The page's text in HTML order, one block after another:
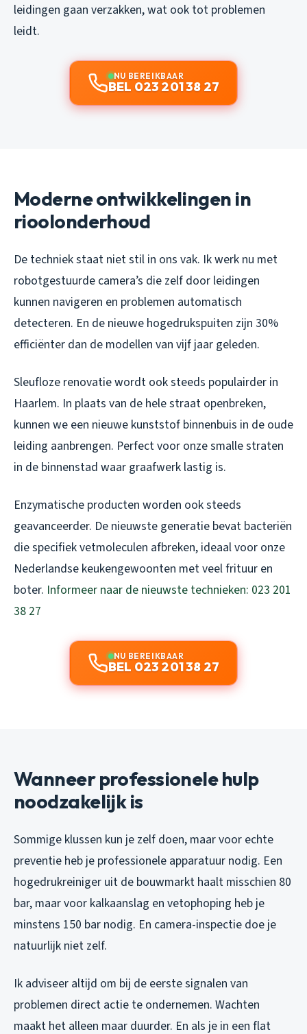
leidingen gaan verzakken, wat ook tot problemen
leidt.
NU BEREIKBAAR
BEL 023 201 38 27
Moderne ontwikkelingen in
rioolonderhoud
De techniek staat niet stil in ons vak. Ik werk nu met
robotgestuurde camera’s die zelf door leidingen
kunnen navigeren en problemen automatisch
detecteren. En de nieuwe hogedrukspuiten zijn 30%
efficiënter dan de modellen van vijf jaar geleden.
Sleufloze renovatie wordt ook steeds populairder in
Haarlem. In plaats van de hele straat openbreken,
kunnen we een nieuwe kunststof binnenbuis in de oude
leiding aanbrengen. Perfect voor onze smalle straten
in de binnenstad waar graafwerk lastig is.
Enzymatische producten worden ook steeds
geavanceerder. De nieuwste generatie bevat bacteriën
die specifiek vetmoleculen afbreken, ideaal voor onze
Nederlandse keukengewoonten met veel frituur en
boter. Informeer naar de nieuwste technieken: 023 201
38 27
NU BEREIKBAAR
BEL 023 201 38 27
Wanneer professionele hulp
noodzakelijk is
Sommige klussen kun je zelf doen, maar voor echte
preventie heb je professionele apparatuur nodig. Een
hogedrukreiniger uit de bouwmarkt haalt misschien 80
bar, maar voor kalkaanslag en vetophoping heb je
minstens 150 bar nodig. En camera-inspectie doe je
natuurlijk niet zelf.
Ik adviseer altijd om bij de eerste signalen van
problemen direct actie te ondernemen. Wachten
maakt het alleen maar duurder. En als je in een flat